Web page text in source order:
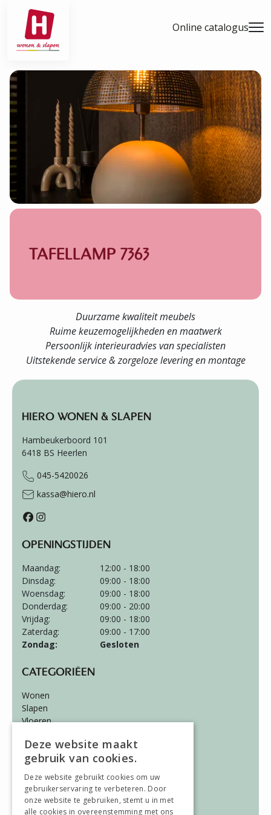
Online catalogus
TAFELLAMP 7363
Duurzame kwaliteit meubels
Ruime keuzemogelijkheden en maatwerk
Persoonlijk interieuradvies van specialisten
Uitstekende service & zorgeloze levering en montage
HIERO WONEN & SLAPEN
Hambeukerboord 101
6418 BS Heerlen
045-5420026
kassa@hiero.nl
OPENINGSTIJDEN
Maandag:
12:00 - 18:00
Dinsdag:
09:00 - 18:00
Woensdag:
09:00 - 18:00
Donderdag:
09:00 - 20:00
Vrijdag:
09:00 - 18:00
Zaterdag:
09:00 - 17:00
Zondag:
Gesloten
CATEGORIËEN
Wonen
Slapen
Vloeren
ALGEMEEN
Vacatures
Wooninspiratie
Over ons
Deze website maakt
gebruik van cookies.
Deze website gebruikt cookies om uw
gebruikerservaring te verbeteren. Door
onze website te gebruiken, stemt u in met
alle cookies in overeenstemming met ons